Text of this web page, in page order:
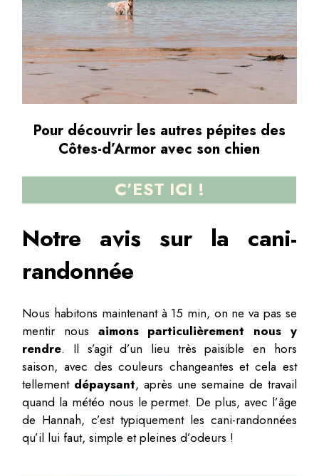
Pour découvrir les autres pépites des
Côtes-d’Armor avec son chien
C’EST ICI !
Notre avis sur la cani-
randonnée
Nous habitons maintenant à 15 min, on ne va pas se
mentir nous aimons particulièrement nous y
rendre. Il s’agit d’un lieu très paisible en hors
saison, avec des couleurs changeantes et cela est
tellement dépaysant, après une semaine de travail
quand la météo nous le permet. De plus, avec l’âge
de Hannah, c’est typiquement les cani-randonnées
qu’il lui faut, simple et pleines d’odeurs !